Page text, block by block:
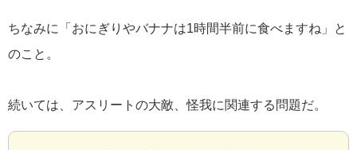
ちなみに「おにぎりやバナナは1時間半前に食べますね」と
のこと。
続いては、アスリートの大敵、怪我に関連する問題だ。